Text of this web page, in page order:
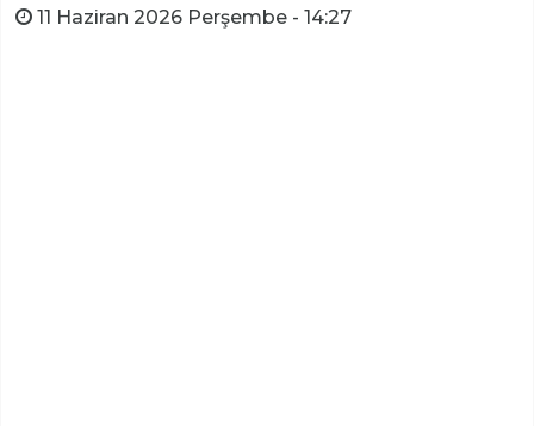
11 Haziran 2026 Perşembe - 14:27